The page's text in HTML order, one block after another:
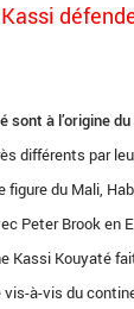
sont à l’origine
différents par
du Mali,
Peter Brook en
Kassi Kouyaté
à-vis du